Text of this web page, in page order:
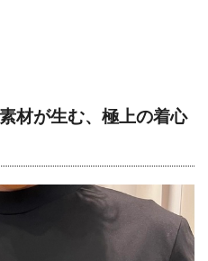
材が生む、極上の着心